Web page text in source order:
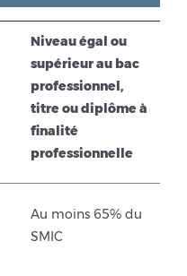
Niveau égal ou
supérieur au bac
professionnel,
titre ou diplôme à
finalité
professionnelle
Au moins 65% du
SMIC